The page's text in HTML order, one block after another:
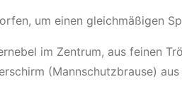
um einen gleichmäßigen
im Zentrum, aus feinen
(Mannschutzbrause)